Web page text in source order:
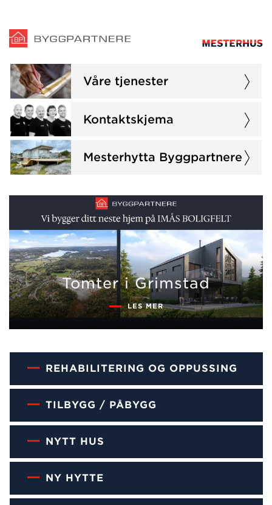
Prøv vår nye
priskalkulator
SE ESTIMAT PÅ DITT
BYGGEPROSJEKT
GRIMSTAD |
Sjøutsikt på
byggeklare
tomter
STØLE TERRASSE
Tomter i Grimstad
LES MER
Se våre Mesterhus
HUSTYPE
Våre tjenester
Kontaktskjema
Mesterhytta Byggpartnere
REHABILITERING OG OPPUSSING
TILBYGG / PÅBYGG
NYTT HUS
NY HYTTE